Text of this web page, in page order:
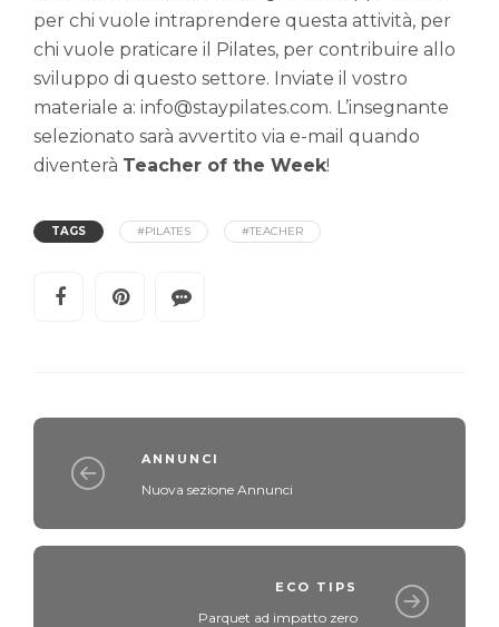
per chi vuole intraprendere questa attività, per
chi vuole praticare il Pilates, per contribuire allo
sviluppo di questo settore. Inviate il vostro
materiale a: info@staypilates.com. L’insegnante
selezionato sarà avvertito via e-mail quando
diventerà Teacher of the Week!
TAGS #PILATES #TEACHER
ANNUNCI
Nuova sezione Annunci
ECO TIPS
Parquet ad impatto zero